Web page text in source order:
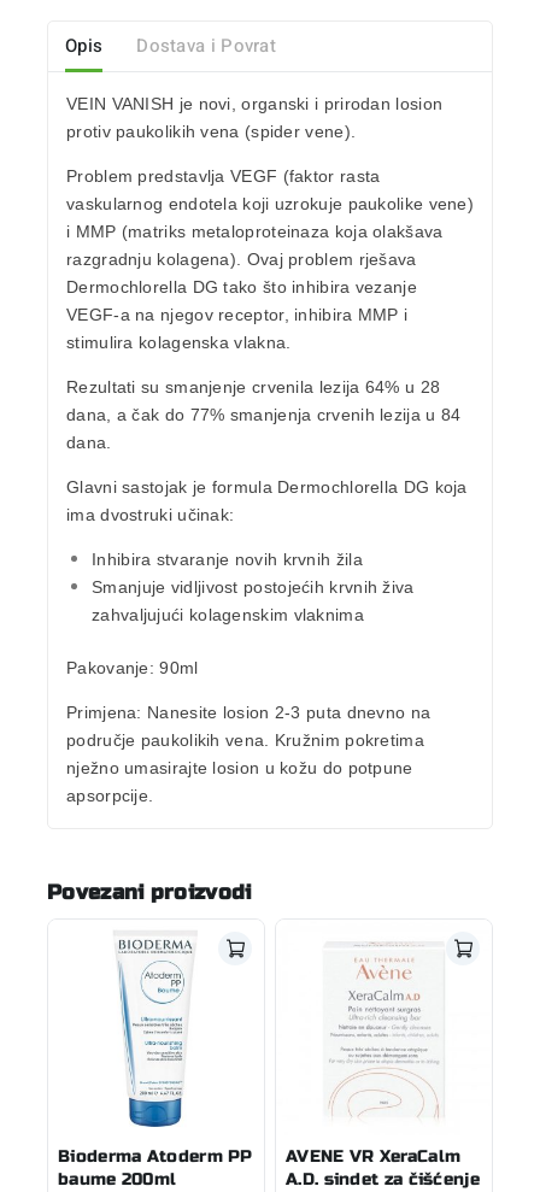
Opis Dostava i Povrat
VEIN VANISH je novi, organski i prirodan losion
protiv paukolikih vena (spider vene).
Problem predstavlja VEGF (faktor rasta
vaskularnog endotela koji uzrokuje paukolike vene)
i MMP (matriks metaloproteinaza koja olakšava
razgradnju kolagena). Ovaj problem rješava
Dermochlorella DG tako što inhibira vezanje
VEGF-a na njegov receptor, inhibira MMP i
stimulira kolagenska vlakna.
Rezultati su smanjenje crvenila lezija 64% u 28
dana, a čak do 77% smanjenja crvenih lezija u 84
dana.
Glavni sastojak je formula Dermochlorella DG koja
ima dvostruki učinak:
Inhibira stvaranje novih krvnih žila
Smanjuje vidljivost postojećih krvnih živa
zahvaljujući kolagenskim vlaknima
Pakovanje:90ml
Primjena: Nanesite losion 2-3 puta dnevno na
područje paukolikih vena. Kružnim pokretima
nježno umasirajte losion u kožu do potpune
apsorpcije.
Povezani proizvodi
Bioderma Atoderm PP
baume 200ml
AVENE VR XeraCalm
A.D. sindet za čišćenje